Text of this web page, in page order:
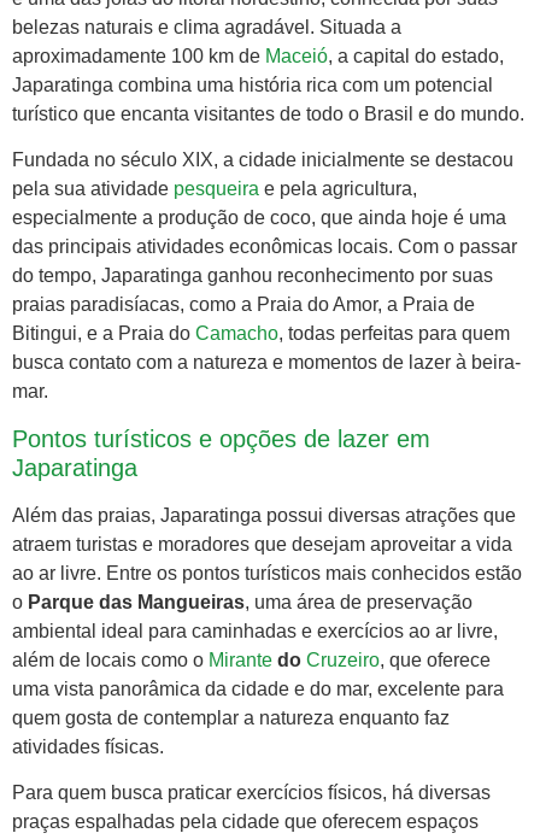
belezas naturais e clima agradável. Situada a
aproximadamente 100 km de Maceió, a capital do estado,
Japaratinga combina uma história rica com um potencial
turístico que encanta visitantes de todo o Brasil e do mundo.
Fundada no século XIX, a cidade inicialmente se destacou
pela sua atividade pesqueira e pela agricultura,
especialmente a produção de coco, que ainda hoje é uma
das principais atividades econômicas locais. Com o passar
do tempo, Japaratinga ganhou reconhecimento por suas
praias paradisíacas, como a Praia do Amor, a Praia de
Bitingui, e a Praia do Camacho, todas perfeitas para quem
busca contato com a natureza e momentos de lazer à beira-
mar.
Pontos turísticos e opções de lazer em
Japaratinga
Além das praias, Japaratinga possui diversas atrações que
atraem turistas e moradores que desejam aproveitar a vida
ao ar livre. Entre os pontos turísticos mais conhecidos estão
o Parque das Mangueiras, uma área de preservação
ambiental ideal para caminhadas e exercícios ao ar livre,
além de locais como o Mirante do Cruzeiro, que oferece
uma vista panorâmica da cidade e do mar, excelente para
quem gosta de contemplar a natureza enquanto faz
atividades físicas.
Para quem busca praticar exercícios físicos, há diversas
praças espalhadas pela cidade que oferecem espaços